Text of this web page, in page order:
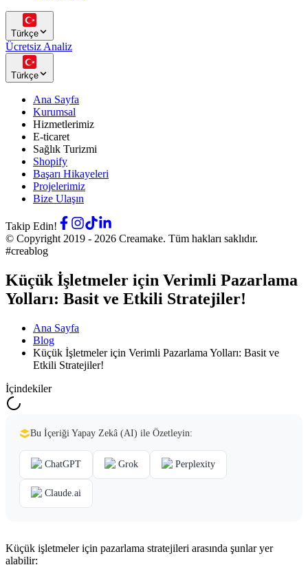
Türkçe
Ücretsiz Analiz
Türkçe
Ana Sayfa
Kurumsal
Hizmetlerimiz
E-ticaret
Sağlık Turizmi
Shopify
Başarı Hikayeleri
Projelerimiz
Bize Ulaşın
Takip Edin!
© Copyright 2019 - 2026 Creamake. Tüm hakları saklıdır.
#creablog
Küçük İşletmeler için Verimli Pazarlama
Yolları: Basit ve Etkili Stratejiler!
Ana Sayfa
Blog
Küçük İşletmeler için Verimli Pazarlama Yolları: Basit ve
Etkili Stratejiler!
İçindekiler
Bu İçeriği Yapay Zekâ (AI) ile Özetleyin:
ChatGPT Grok Perplexity
Claude.ai
Küçük işletmeler için pazarlama stratejileri arasında şunlar yer
alabilir: